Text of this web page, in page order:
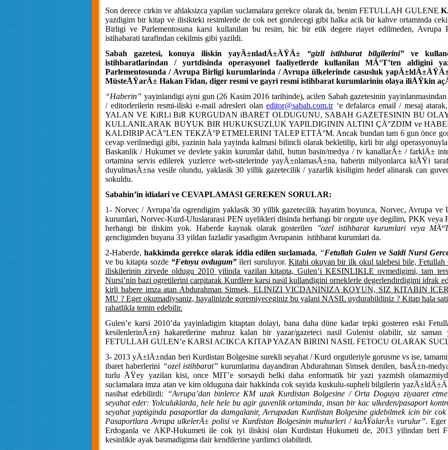
Son derece cirkin ve ahlaksizca yapilan suclamalara gerekce olarak da, benim FETULLAH GULENE
yazdigim bir kitap ve ilisikteki resimlerde de cok net gorulecegi gibi halka acik bir kahve ortaminda
Birligi ve Parlementosuna karsi kullanilan bu resim, hic bir etik degere riayet edilmeden, Avrupa
istihabarati tarafindan cekilmis gibi yazildi.
Sabah gazetesi, konuya iliskin yayÄ±nladÄ±ÄŸÄ± “gizli istihbarat bilgilerini” ve
istihbaratlarindan / yurtdisinda operasyonel faaliyetlerde kullanilan MÄ°T’ten aldigini
Parlementosunda / Avrupa Birligi kurumlarinda / Avrupa ülkelerinde casusluk
MüsteÅŸarÄ± Hakan Fidan, diger resmi ve gayri resmi istihbarat kurumlarinin olaya iliÅŸkin
“Haberin” yayinlandigi ayni gun (26 Kasim 2016 tarihinde), acilen Sabah gazetesinin
/ editorlerilerin resmi-iliski e-mail adresleri olan editor@sabah.com.tr‘e defalarca email / mesaj
YALAN VE KiRLi BiR KURGUDAN iBARET OLDUGUNU, SABAH GAZETESININ BU
KULLANILARAK BUYUK BIR HUKUKSUZLUK YAPILDIGININ ALTINI ÇÄ°ZDIM ve
KALDIRIP ACÄ°LEN TEKZÄ°P ETMELERINI TALEP ETTÄ°M. Ancak bundan tam 6 gun önce
cevap verilmedigi gibi, yazinin hala yayinda kalmasi bilincli olarak bekletilip, kirli bir algi
Baskanlik / Hukumet ve devlete yakin kurumlar dahil, butun basin/medya / tv kanallarÄ± / farklÄ±
ortamina servis edilerek yuzlerce web-sitelerinde yayÄ±nlamasÄ±na, haberin milyonlarca kiÅŸi
duyulmasÄ±na vesile olundu, yaklasik 30 yillik gazetecilik / yazarlik kisiligim hedef alinarak can
sokuldu.
Sabahin’in idialari ve CEVAPLAMASI GEREKEN SORULAR:
1- Norvec / Avrupa’da ogrendigim yaklasik 30 yillik gazetecilik hayatim boyunca, Norvec, Avrupa ve
kurumlari, Norvec-Kurd-Uluslararasi PEN uyelikleri disinda herhangi bir orgute uye degilim, PKK veya
herhangi bir iliskim yok. Haberde kaynak olarak gosterilen
"ozel istihbarat kurumlari veya
gencligimden buyana 33 yildan fazladir yasadigim Avrupanin istihbarat kurumlari da.
2-Haberde, hakkimda gerekce olarak iddia edilen suclamada, “Fetullah Gulen ve Saidi Nursi
ve bu kitapta sozde “Fetoyu ovdugum”ileri suruluyor. Kitabi okuyan bir ilk okul talebesi bile, Fetullah
iliskilerinin zirvede oldugu 2010 yilinda yazilan kitapta, Gulen’i KESINLIKLE ovmedigimi, tam
Nursi’nin bazi ogretilerini carpitarak Kurdlere karsi nasil kullandigini orneklerle degerlendirdigimi idrak
kirli habere imza atan Abdurahman Simsek, ELINIZI VICDANINIZA KOYUN, SIZ KITABIN
MU ? Eger okumadiysaniz, hayalinizde goremiyeceginiz bu yalani NASIL uydurabildiniz ? Kitap hala
rahatlikla temin edebilir.
Gulen’e karsi 2010’da yayinladigim kitaptan dolayi, bana daha düne kadar tepki gosteren eski
kesilenlerinÄ±n) hakaretlerine mahruz kalan bir yazar/gazeteci nasil Gulenist olabilir, siz
FETULLAH GULEN’e KARSI ACIKCA KITAP YAZAN BIRINI NASIL FETOCU OLARAK
3- 2013 yÄ±lÄ±ndan beri Kurdistan Bolgesine surekli seyahat / Kurd orgutleriyle gorusme vs ise,
ibaret haberlerini “ozel istihbarat” kurumlarina dayandiran Abdurahman Simsek denilen, basÄ±n-
turlu ÅŸey yazilan kisi, once MIT’e sorsaydi belki daha enformatik bir yazi yazmish
suclamalara imza atan ve kim olduguna dair hakkinda cok sayida kuskulu-supheli bilgilerin
nasihat edebilirdi:
“Avrupa’dan binlerce KM uzak Kurdistan Bolgesine / Orta Doguya ziyaaret
seyahat eder: Yolculuklarda, hele hele bu agir guvenlik ortaminda, insan bir kac ulkeden/pasaport
seyahat yaptiginda pasaportlar da damgalanir, Avrupadan Kurdistan Bolgesine gidebilmek icin bir
Pasaportlara Avrupa ulkelerÄ± polisi ve Kurdistan Bolgesinin muhurleri / kaÅŸalarÄ± vurulur”. Eger
Erdoganla ve AKP-Hukumeti ile cok iyi iliskisi olan Kurdistan Hukumeti de, 2013 yilindan beri
kesinlikle ayak basmadigima dair kendilerine yardimci olabilirdi.